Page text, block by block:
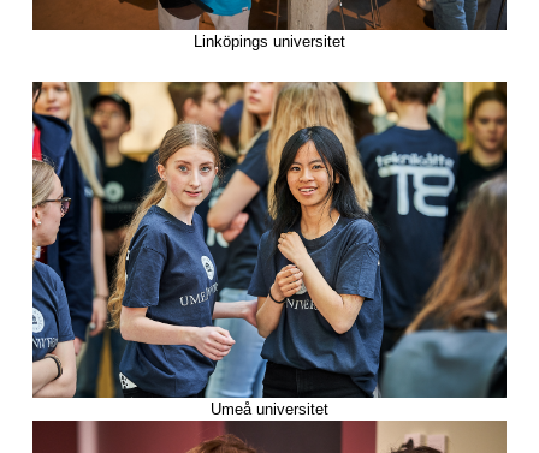
Linköpings universitet
Umeå universitet